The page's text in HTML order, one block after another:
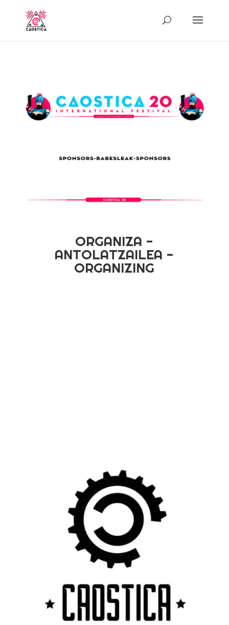
ORGANIZA -
ANTOLATZAILEA -
ORGANIZING